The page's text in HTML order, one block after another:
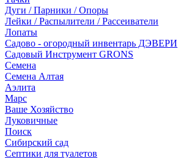
Дуги / Парники / Опоры
Лейки / Распылители / Рассеиватели
Лопаты
Садово - огородный инвентарь ДЭВЕРИ
Садовый Инструмент GRONS
Семена
Семена Алтая
Аэлита
Марс
Ваше Хозяйство
Луковичные
Поиск
Сибирский сад
Септики для туалетов